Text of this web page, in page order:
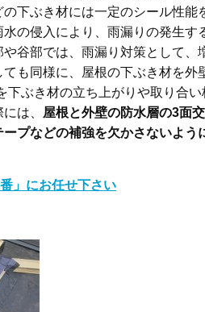
下ぶき材には一定のシール性能
の侵入により、雨漏りの発生す
谷部では、雨漏り対策として、
も同様に、屋根の下ぶき材を外
下ぶき材の立ち上がりや取り合
は、 屋根と外壁の防水層の3面
プなどの補強を欠かさないよう
」にお任せ下さい